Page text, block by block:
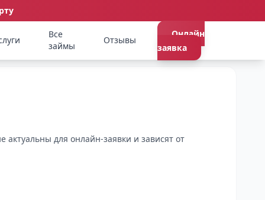
Все
займы
Отзывы
Онлайн
заявка
для онлайн-заявки и зависят от